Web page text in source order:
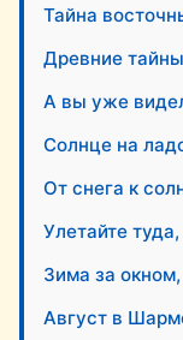
Тайна
Древние
А вы уже
Солнце на
От снега к
Улетайте
Зима за
Август в